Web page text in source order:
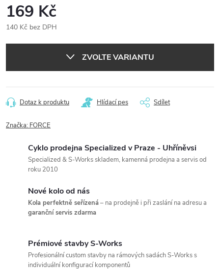
169 Kč
140 Kč bez DPH
ZVOLTE VARIANTU
Dotaz k produktu Hlídací pes Sdílet
Značka: FORCE
Cyklo prodejna Specialized v Praze - Uhříněvsi
Specialized & S-Works skladem, kamenná prodejna a servis od
roku 2010
Nové kolo od nás
Kola perfektně seřízená– na prodejně i při zaslání na adresu a
garanční servis zdarma
Prémiové stavby S-Works
Profesionální custom stavby na rámových sadách S-Works s
individuální konfigurací komponentů